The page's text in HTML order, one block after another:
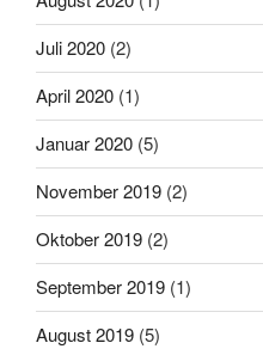
Juli 2020 (2)
April 2020 (1)
Januar 2020 (5)
November 2019 (2)
Oktober 2019 (2)
September 2019 (1)
August 2019 (5)